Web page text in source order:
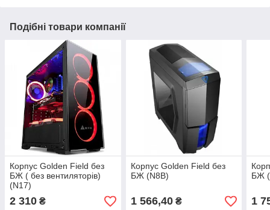
Подібні товари компанії
Корпус Golden Field без
БЖ ( без вентиляторів)
(N17)
2 310 ₴
Корпус Golden Field без
БЖ (N8B)
1 566,40₴
БЖ
1